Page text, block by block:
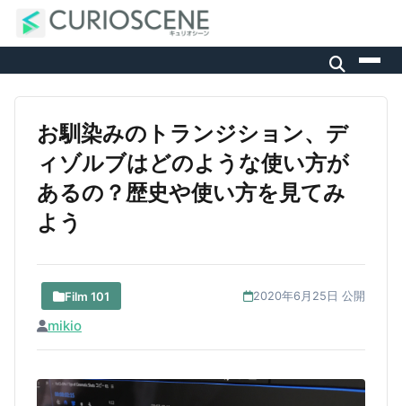
お馴染みのトランジション、デ
ィゾルブはどのような使い方が
あるの？歴史や使い方を見てみ
よう
Film 101 2020年6月25日 公開
mikio